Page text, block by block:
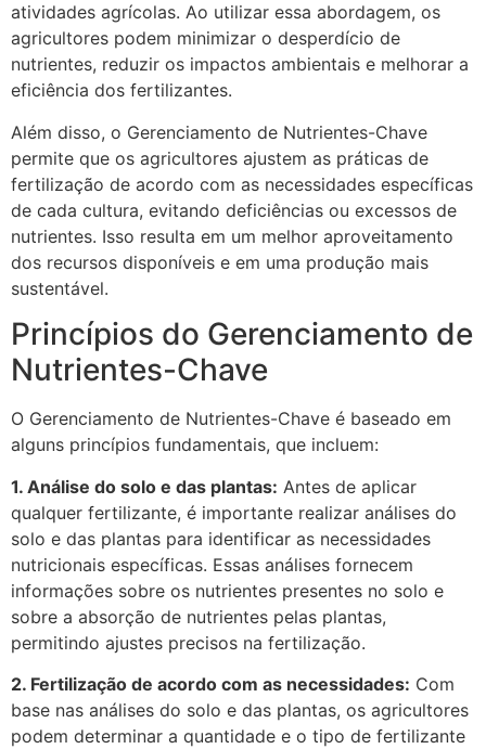
atividades agrícolas. Ao utilizar essa abordagem, os
agricultores podem minimizar o desperdício de
nutrientes, reduzir os impactos ambientais e melhorar a
eficiência dos fertilizantes.
Além disso, o Gerenciamento de Nutrientes-Chave
permite que os agricultores ajustem as práticas de
fertilização de acordo com as necessidades específicas
de cada cultura, evitando deficiências ou excessos de
nutrientes. Isso resulta em um melhor aproveitamento
dos recursos disponíveis e em uma produção mais
sustentável.
Princípios do Gerenciamento de
Nutrientes-Chave
O Gerenciamento de Nutrientes-Chave é baseado em
alguns princípios fundamentais, que incluem:
1. Análise do solo e das plantas: Antes de aplicar
qualquer fertilizante, é importante realizar análises do
solo e das plantas para identificar as necessidades
nutricionais específicas. Essas análises fornecem
informações sobre os nutrientes presentes no solo e
sobre a absorção de nutrientes pelas plantas,
permitindo ajustes precisos na fertilização.
2. Fertilização de acordo com as necessidades: Com
base nas análises do solo e das plantas, os agricultores
podem determinar a quantidade e o tipo de fertilizante